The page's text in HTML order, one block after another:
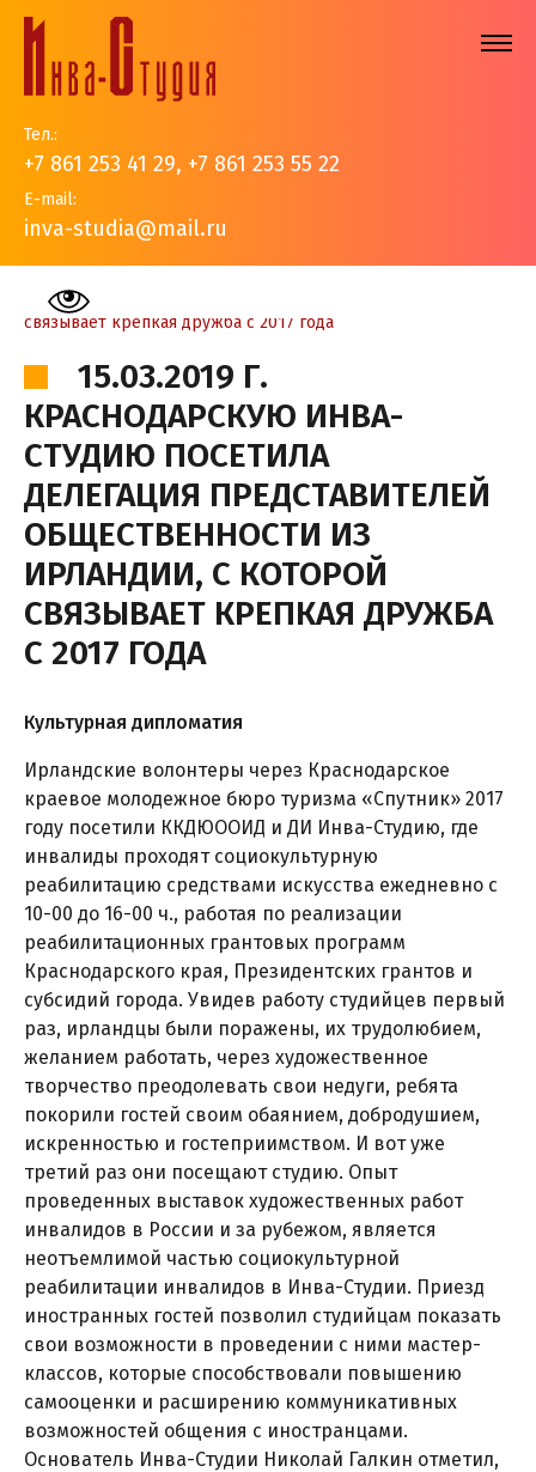
Тел.:
+7 861 253 41 29, +7 861 253 55 22
E-mail:
inva-studia@mail.ru
На главную > События > Новости > 15.03.2019 г.
представителей общественности из Ирландии, с которой
связывает крепкая дружба с 2017 года
15.03.2019 Г.
КРАСНОДАРСКУЮ ИНВА-
CТУДИЮ ПОСЕТИЛА
ДЕЛЕГАЦИЯ ПРЕДСТАВИТЕЛЕЙ
ОБЩЕСТВЕННОСТИ ИЗ
ИРЛАНДИИ, С КОТОРОЙ
СВЯЗЫВАЕТ КРЕПКАЯ ДРУЖБА
С 2017 ГОДА
Культурная дипломатия
Ирландские волонтеры через Краснодарское
краевое молодежное бюро туризма «Спутник» 2017
году посетили ККДЮООИД и ДИ Инва-Студию, где
инвалиды проходят социокультурную
реабилитацию средствами искусства ежедневно с
10-00 до 16-00 ч., работая по реализации
реабилитационных грантовых программ
Краснодарского края, Президентских грантов и
субсидий города. Увидев работу студийцев первый
раз, ирландцы были поражены, их трудолюбием,
желанием работать, через художественное
творчество преодолевать свои недуги, ребята
покорили гостей своим обаянием, добродушием,
искренностью и гостеприимством. И вот уже
третий раз они посещают студию. Опыт
проведенных выставок художественных работ
инвалидов в России и за рубежом, является
неотъемлимой частью социокультурной
реабилитации инвалидов в Инва-Студии. Приезд
иностранных гостей позволил студийцам показать
свои возможности в проведении с ними мастер-
классов, которые способствовали повышению
самооценки и расширению коммуникативных
возможностей общения с иностранцами.
Основатель Инва-Студии Николай Галкин отметил,